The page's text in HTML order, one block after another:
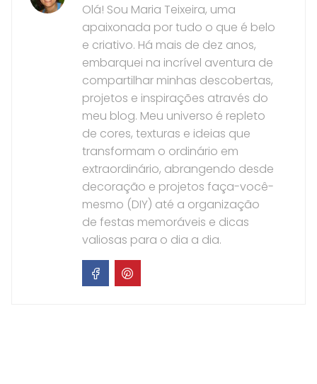
Olá! Sou Maria Teixeira, uma
apaixonada por tudo o que é belo
e criativo. Há mais de dez anos,
embarquei na incrível aventura de
compartilhar minhas descobertas,
projetos e inspirações através do
meu blog. Meu universo é repleto
de cores, texturas e ideias que
transformam o ordinário em
extraordinário, abrangendo desde
decoração e projetos faça-você-
mesmo (DIY) até a organização
de festas memoráveis e dicas
valiosas para o dia a dia.